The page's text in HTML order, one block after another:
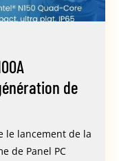
de
le lancement de la
de Panel PC